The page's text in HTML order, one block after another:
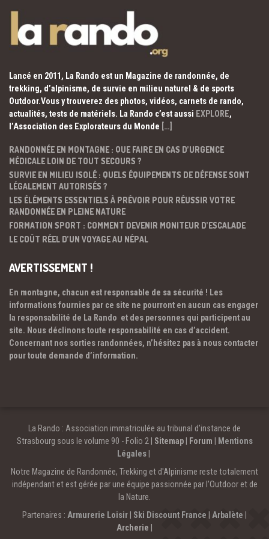
Lancé en 2011, La Rando est un Magazine de randonnée, de
trekking, d’alpinisme, de survie en milieu naturel & de sports
Outdoor.Vous y trouverez des photos, vidéos, carnets de rando,
actualités, tests de matériels. La Rando c’est aussi EXPLORE,
l’Association des Explorateurs du Monde […]
RANDONNÉE EN MONTAGNE : QUE FAIRE EN CAS D’URGENCE
MÉDICALE LOIN DE TOUT SECOURS ?
SURVIE EN MILIEU ISOLÉ : QUELS ÉQUIPEMENTS DE DÉFENSE SONT
LÉGALEMENT AUTORISÉS ?
LES ÉLÉMENTS ESSENTIELS À PRÉVOIR POUR RÉUSSIR VOTRE
RANDONNÉE EN PLEINE NATURE
FORMATION SPORT : COMMENT DEVENIR MONITEUR D’ESCALADE
LE COÛT RÉEL D’UN VOYAGE AU NÉPAL
AVERTISSEMENT !
En montagne, chacun est responsable de sa sécurité ! Les
informations fournies par ce site ne pourront en aucun cas engager
la responsabilité de La Rando et des personnes qui participent au
site. Nous déclinons toute responsabilité en cas d’accident.
Concernant nos sorties randonnées, n’hésitez pas à nous contacter
pour toute demande d’information.
La Rando : Association immatriculée au tribunal d’instance de
Strasbourg sous le volume 90 - Folio 2 | Sitemap| Forum
Mentions
Légales
Notre Magazine de Randonnée, Trekking et d'Alpinisme reste totalement
indépendant et est gérée par une équipe passionnée par l’Outdoor et de
la Nature.
Partenaires : Armurerie Loisir Ski Discount France Arbalète
Archerie